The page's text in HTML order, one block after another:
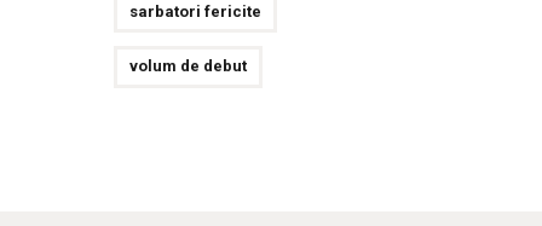
sarbatori fericite
volum de debut